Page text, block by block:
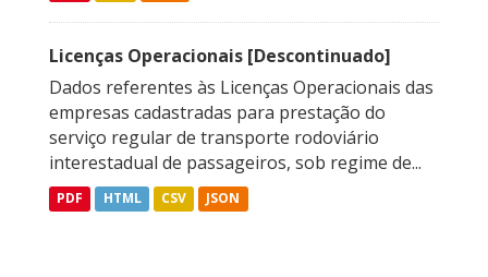
Licenças Operacionais [Descontinuado]
Dados referentes às Licenças Operacionais das
empresas cadastradas para prestação do
serviço regular de transporte rodoviário
interestadual de passageiros, sob regime de...
PDF HTML CSV JSON